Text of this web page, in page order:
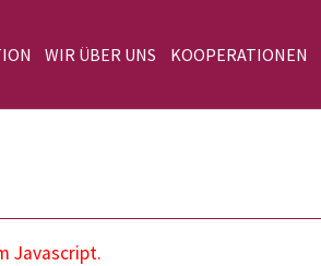
WIR ÜBER UNS KOOPERATIONEN
Javascript.